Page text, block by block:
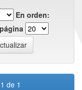
En orden:
de 1